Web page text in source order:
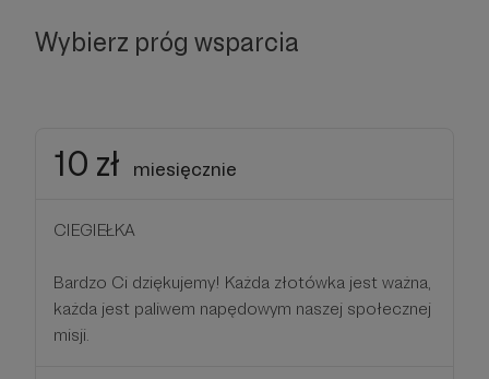
Wybierz próg wsparcia
10 zł miesięcznie
CIEGIEŁKA
Bardzo Ci dziękujemy! Każda złotówka jest ważna,
każda jest paliwem napędowym naszej społecznej
misji.